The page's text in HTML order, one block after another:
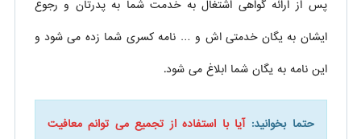
پس از ارائه گواهی اشتغال به خدمت شما به پدرتان و رجوع
ایشان به یگان خدمتی اش و … نامه کسری شما زده می شود و
این نامه به یگان شما ابلاغ می شود.
حتما بخوانید:آیا با استفاده از تجمیع می توانم معافیت